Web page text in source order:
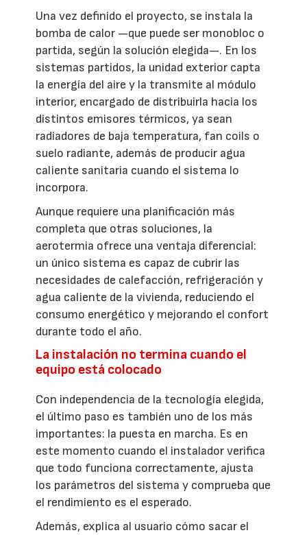
Una vez definido el proyecto, se instala la
bomba de calor —que puede ser monobloc o
partida, según la solución elegida—. En los
sistemas partidos, la unidad exterior capta
la energía del aire y la transmite al módulo
interior, encargado de distribuirla hacia los
distintos emisores térmicos, ya sean
radiadores de baja temperatura, fan coils o
suelo radiante, además de producir agua
caliente sanitaria cuando el sistema lo
incorpora.
Aunque requiere una planificación más
completa que otras soluciones, la
aerotermia ofrece una ventaja diferencial:
un único sistema es capaz de cubrir las
necesidades de calefacción, refrigeración y
agua caliente de la vivienda, reduciendo el
consumo energético y mejorando el confort
durante todo el año.
La instalación no termina cuando el
equipo está colocado
Con independencia de la tecnología elegida,
el último paso es también uno de los más
importantes: la puesta en marcha. Es en
este momento cuando el instalador verifica
que todo funciona correctamente, ajusta
los parámetros del sistema y comprueba que
el rendimiento es el esperado.
Además, explica al usuario cómo sacar el